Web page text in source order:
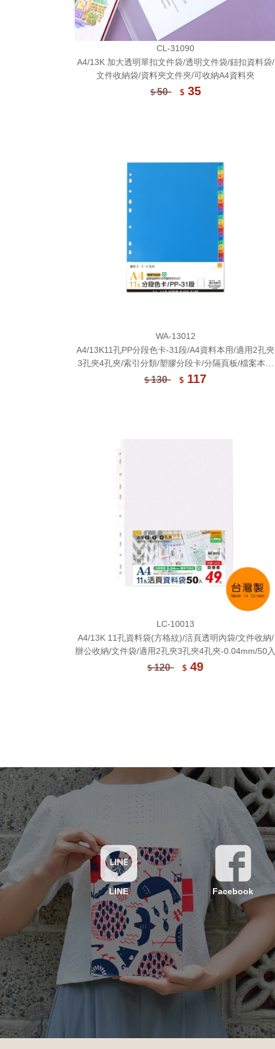
CL-31090
A4/13K 加大透明單扣文件袋/透明文件袋/鈕扣資料袋/
文件收納袋/資料夾文件夾/可收納A4資料夾
$50 $35
WA-13012
A4/13K11孔PP分段色卡-31段/A4資料本用/適用2孔夾
3孔夾4孔夾/索引分類/塑膠分段卡/分隔頁板/檔案本分
隔卡
$130 $ 117
LC-10013
A4/13K 11孔資料袋(方格紋)/活頁透明內袋/文件收納/
辦公收納/文件袋/適用2孔夾3孔夾4孔夾-0.04mm/50入
$120 $ 49
LINE Facebook